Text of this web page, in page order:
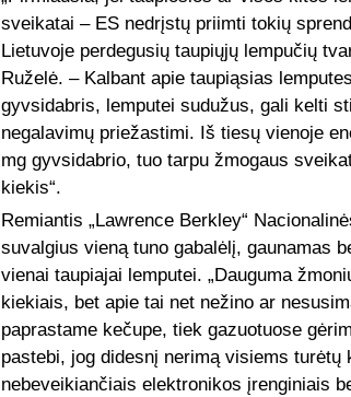
sveikatai – ES nedrįstų priimti tokių
Lietuvoje perdegusių taupiųjų lempučių
Ruželė. – Kalbant apie taupiąsias
gyvsidabris, lemputei sudužus, gali kelti
negalavimų priežastimi. Iš tiesų vienoje
mg gyvsidabrio, tuo tarpu žmogaus
kiekis“.
Remiantis „Lawrence Berkley“
suvalgius vieną tuno gabalėlį, gaunamas
vienai taupiajai lemputei. „Dauguma
kiekiais, bet apie tai net nežino ar
paprastame kečupe, tiek gazuotuose
pastebi, jog didesnį nerimą visiems
nebeveikiančiais elektronikos įrenginiais